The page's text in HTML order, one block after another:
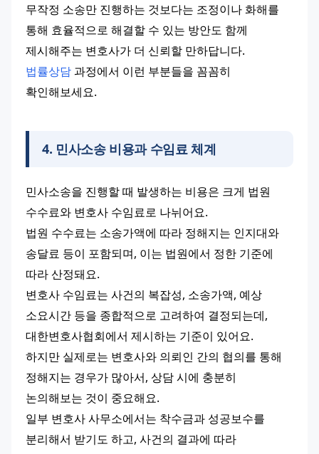
무작정 소송만 진행하는 것보다는 조정이나 화해를
통해 효율적으로 해결할 수 있는 방안도 함께
제시해주는 변호사가 더 신뢰할 만하답니다.
법률상담 과정에서 이런 부분들을 꼼꼼히
확인해보세요.
4. 민사소송 비용과 수임료 체계
민사소송을 진행할 때 발생하는 비용은 크게 법원
수수료와 변호사 수임료로 나뉘어요.
법원 수수료는 소송가액에 따라 정해지는 인지대와
송달료 등이 포함되며, 이는 법원에서 정한 기준에
따라 산정돼요.
변호사 수임료는 사건의 복잡성, 소송가액, 예상
소요시간 등을 종합적으로 고려하여 결정되는데,
대한변호사협회에서 제시하는 기준이 있어요.
하지만 실제로는 변호사와 의뢰인 간의 협의를 통해
정해지는 경우가 많아서, 상담 시에 충분히
논의해보는 것이 중요해요.
일부 변호사 사무소에서는 착수금과 성공보수를
분리해서 받기도 하고, 사건의 결과에 따라